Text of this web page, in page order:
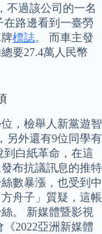
不過該公司的一名
路邊看到一臺勞
標誌。 而車主發
要27.4萬人民幣
，檢舉人新黨遊智
另外還有9位同學有
白紙革命，在這
布抗議訊息的推特
數暴漲，也受到中
舟子」質疑，這帳
。 新媒體暨影視
2022亞洲新媒體